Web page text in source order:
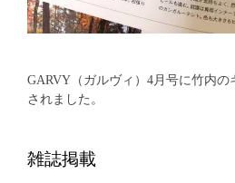
GARVY（ガルヴィ）4月号に竹内の
されました。
雑誌掲載